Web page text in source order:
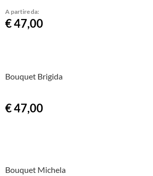
A partire da:
€ 47,00
Bouquet Brigida
€ 47,00
Bouquet Michela